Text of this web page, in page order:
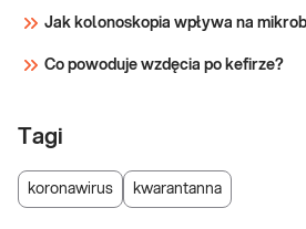
Jak kolonoskopia wpływa na
Co powoduje wzdęcia po kefirze?
Tagi
koronawirus kwarantanna